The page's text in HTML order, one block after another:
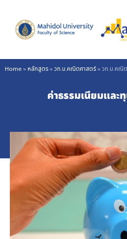
content
Home» หลักสูตร»วท.บ.คณิตศาสตร์»วท.บ.คณิต
ค่าธรรมเนียมและ